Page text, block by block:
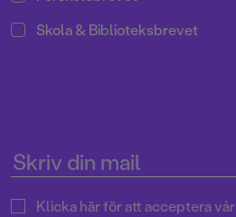
Skola & Biblioteksbrevet
Klicka här för att acceptera vår